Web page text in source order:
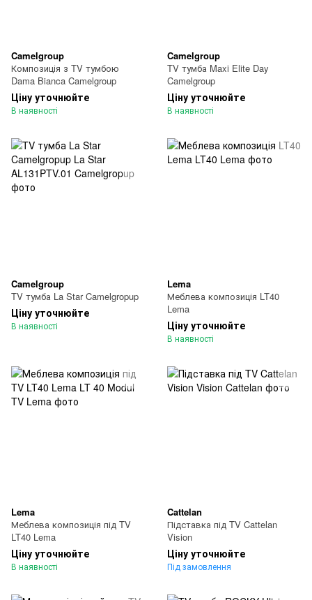
Camelgroup
Композиція з TV тумбою
Dama Bianca Camelgroup
Ціну уточнюйте
В наявності
Camelgroup
TV тумба Maxi Elite Day
Camelgroup
Ціну уточнюйте
В наявності
Camelgroup
TV тумба La Star Camelgropup
Ціну уточнюйте
В наявності
Lema
Меблева композиція LT40
Lema
Ціну уточнюйте
В наявності
Lema
Меблева композиція під TV
LT40 Lema
Ціну уточнюйте
В наявності
Cattelan
Підставка під TV Cattelan
Vision
Ціну уточнюйте
Під замовлення